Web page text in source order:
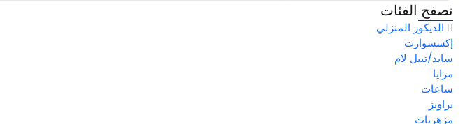
تصفح الفئات
الديكور المنزلي
إكسسوارت
سايد/تيبل لام
مرايا
ساعات
براويز
مزهريات